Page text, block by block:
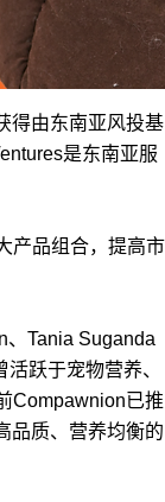
得由东南亚风投基
是东南亚服
产品组合，提高市
、Tania Suganda
跃于宠物营养、
Compawnion已推
品质、营养均衡的